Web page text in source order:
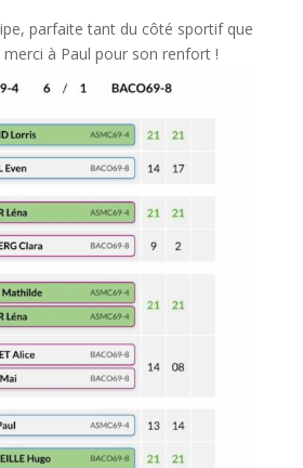
parfaite tant du côté sportif que
à Paul pour son renfort !